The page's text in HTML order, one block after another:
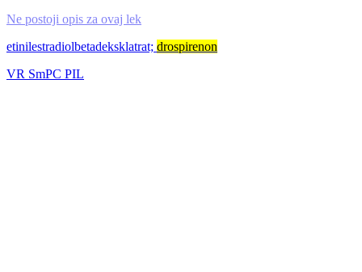
Ne postoji opis za ovaj lek
etinilestradiolbetadeksklatrat; drospirenon
VR SmPC PIL